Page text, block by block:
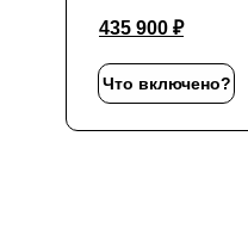
Что включено?
435 900 ₽